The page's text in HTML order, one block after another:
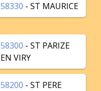
58330 - ST MAURICE
58300 - ST PARIZE
EN VIRY
58200 - ST PERE